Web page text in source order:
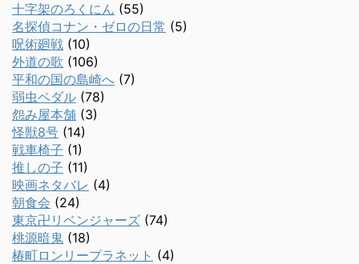
十字架のろくにん (55)
名探偵コナン・ゼロの日常 (5)
呪術廻戦 (10)
外道の歌 (106)
平和の国の島崎へ (7)
弱虫ペダル (78)
怨み屋本舗 (3)
怪獣8号 (14)
戦車椅子 (1)
推しの子 (11)
映画ネタバレ (4)
朝食会 (24)
東京卍リベンジャーズ (74)
桃源暗鬼 (18)
椿町ロンリープラネット (4)